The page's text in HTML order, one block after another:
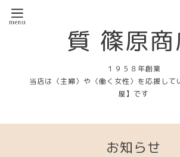
質 篠原商
１９５８年創業
当店は〈主婦〉や〈働く女性〉を応援して
屋】です
お知らせ